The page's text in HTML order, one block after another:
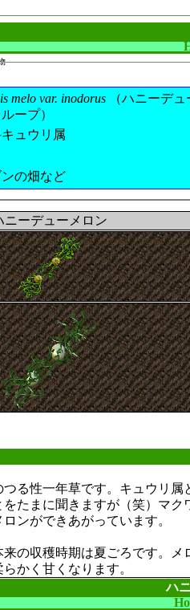
melo var. inodorus
（ハニーデ
ープ）
ュウリ属
の畑など
ニーデューメロン
つる性一年草です。キュウリ
をたまに聞きますが（笑）マ
ンができあがっています。
の収穫時期は夏ごろです。
かく甘くなります。
ハ